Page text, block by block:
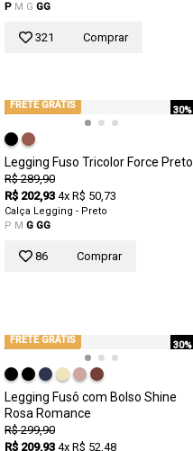
P M G GG
321 Comprar
30%
FRETE GRÁTIS
Legging Fuso Tricolor Force Preto
R$ 289,90
R$ 202,93 4x R$ 50,73
Calça Legging - Preto
P M G GG
86 Comprar
30%
FRETE GRÁTIS
Legging Fusô com Bolso Shine
Rosa Romance
R$ 299,90
R$ 209,93 4x R$ 52,48